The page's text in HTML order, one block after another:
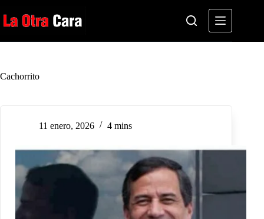
al
contenido
Cachorrito
11 enero, 2026 4 mins